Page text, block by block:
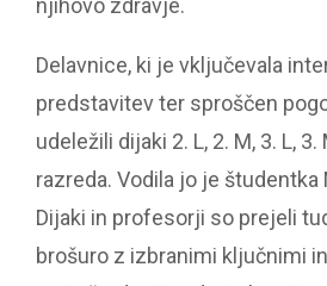
njihovo zdravje.
Delavnice, ki je vključevala
predstavitev ter sproščen
udeležili dijaki 2. L, 2. M, 3. L, 3.
razreda. Vodila jo je študentka
Dijaki in profesorji so prejeli
brošuro z izbranimi ključnimi